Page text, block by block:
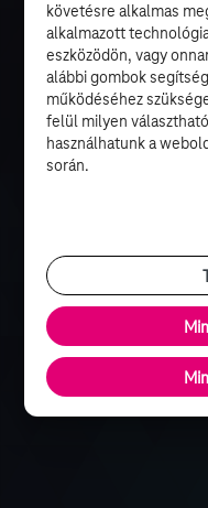
követésre alkalmas
alkalmazott
eszközödön, vagy
alábbi gombok
működéséhez
felül milyen
használhatunk a
során.